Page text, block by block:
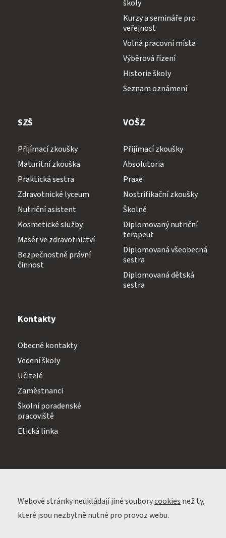
školy
Kurzy a semináře pro
veřejnost
Volná pracovní místa
Výběrová řízení
Historie školy
Seznam oznámení
SZŠ
Přijímací zkoušky
Maturitní zkouška
Praktická sestra
Zdravotnické lyceum
Nutriční asistent
Kosmetické služby
Masér ve zdravotnictví
Bezpečnostně právní
činnost
VOŠZ
Přijímací zkoušky
Absolutoria
Praxe
Nostrifikační zkoušky
Školné
Diplomovaný nutriční
terapeut
Diplomovaná všeobecná
sestra
Diplomovaná dětská
sestra
Kontakty
Obecné kontakty
Vedení školy
Učitelé
Zaměstnanci
Školní poradenské
pracoviště
Etická linka
Webové stránky neukládají jiné souborycookies než ty,
které jsou nezbytně nutné pro provoz webu.